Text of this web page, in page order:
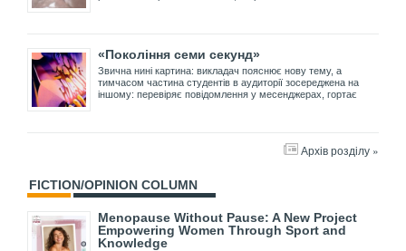
«Покоління семи секунд»
Звична нині картина: викладач пояснює нову тему, а
тимчасом частина студентів в аудиторії зосереджена на
іншому: перевіряє повідомлення у месенджерах, гортає
Архів розділу »
FICTION/OPINION COLUMN
Menopause Without Pause: A New Project
Empowering Women Through Sport and
Knowledge